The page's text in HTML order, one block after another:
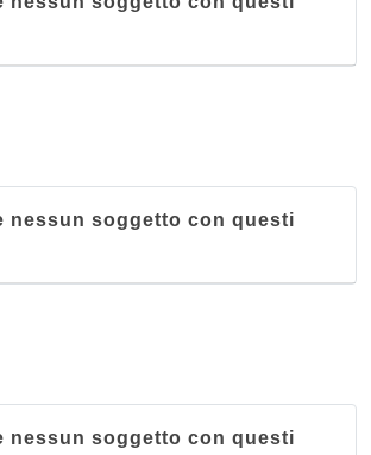
nessun soggetto con questi
nessun soggetto con questi